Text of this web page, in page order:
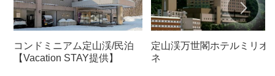
コンドミニアム定山渓/民泊
【Vacation STAY提供】
定山渓万世閣ホテルミリオ
ネ